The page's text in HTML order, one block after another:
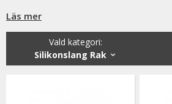
byggnation och uppgradering av turbo-
kylsystem tack vare sin höga
Rak silikonslang är tillverkad av
klarar höga temperaturer, höga
Läs mer
Vald kategori:
Silikonslang Rak